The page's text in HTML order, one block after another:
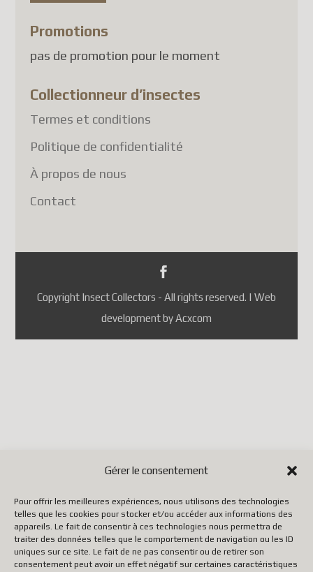
Gérer le consentement
Pour offrir les meilleures expériences, nous utilisons des technologies
telles que les cookies pour stocker et/ou accéder aux informations des
appareils. Le fait de consentir à ces technologies nous permettra de
traiter des données telles que le comportement de navigation ou les ID
uniques sur ce site. Le fait de ne pas consentir ou de retirer son
consentement peut avoir un effet négatif sur certaines caractéristiques
Promotions
pas de promotion pour le moment
Collectionneur d’insectes
Termes et conditions
Politique de confidentialité
À propos de nous
Contact
Copyright Insect Collectors - All rights reserved. | Web
development by Acxcom
À l'heure actuelle, les pays
touchés comprennent
France
Autriche
Danemark
République tchèque
(ainsi que quelques autres pays
selon les mises à jour de
FedEx, UPS, etc.), ce qui
coûts beaucoup plus élevés.
Nous vous remercions de votre
patience, de votre